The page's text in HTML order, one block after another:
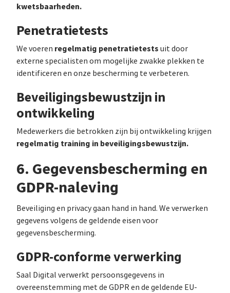
kwetsbaarheden.
Penetratietests
We voeren regelmatig penetratietests uit door
externe specialisten om mogelijke zwakke plekken te
identificeren en onze bescherming te verbeteren.
Beveiligingsbewustzijn in
ontwikkeling
Medewerkers die betrokken zijn bij ontwikkeling krijgen
regelmatig training in beveiligingsbewustzijn.
6. Gegevensbescherming en
GDPR-naleving
Beveiliging en privacy gaan hand in hand. We verwerken
gegevens volgens de geldende eisen voor
gegevensbescherming.
GDPR-conforme verwerking
Saal Digital verwerkt persoonsgegevens in
overeenstemming met de GDPR en de geldende EU-